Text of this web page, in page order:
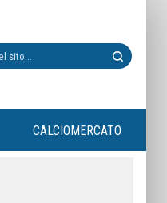
CALCIOMERCATO